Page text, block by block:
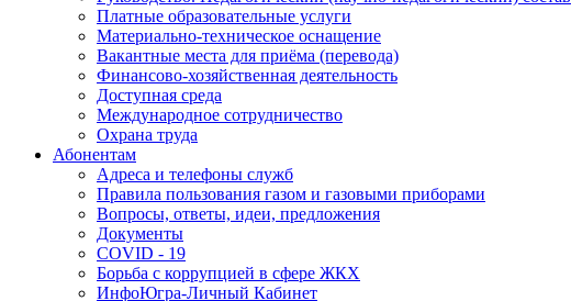
Платные образовательные услуги
Материально-техническое оснащение
Вакантные места для приёма (перевода)
Финансово-хозяйственная деятельность
Доступная среда
Международное сотрудничество
Охрана труда
Абонентам
Адреса и телефоны служб
Правила пользования газом и газовыми приборами
Вопросы, ответы, идеи, предложения
Документы
COVID - 19
Борьба с коррупцией в сфере ЖКХ
ИнфоЮгра-Личный Кабинет